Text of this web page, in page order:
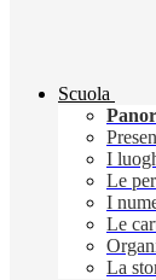
Scuola
I
Le
I
Le
La